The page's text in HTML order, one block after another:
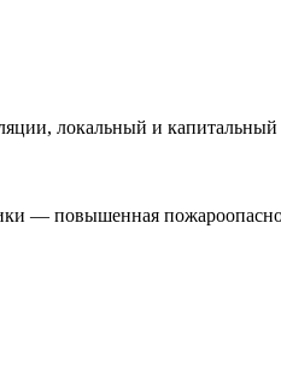
локальный и
— повышенная